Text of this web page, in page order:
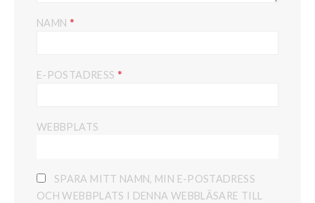
NAMN *
E-POSTADRESS *
WEBBPLATS
SPARA MITT NAMN, MIN E-POSTADRESS
OCH WEBBPLATS I DENNA WEBBLÄSARE TILL